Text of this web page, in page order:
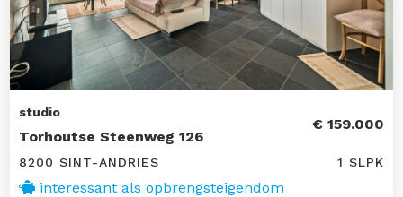
studio
Torhoutse Steenweg 126
€ 159.000
8200 SINT-ANDRIES 1 SLPK
interessant als opbrengsteigendom